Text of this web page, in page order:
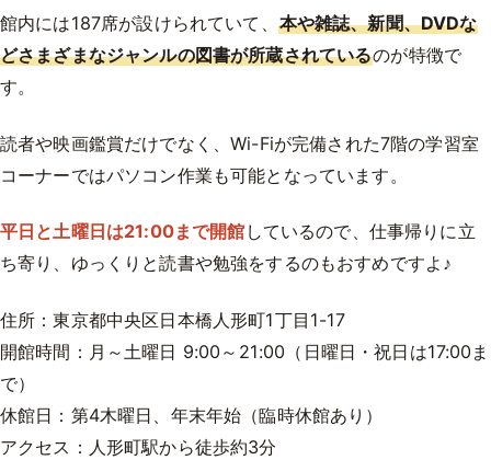
館内には187席が設けられていて、 本や雑誌、新聞、DVDな
どさまざまなジャンルの図書が所蔵されているのが特徴で
す。
読者や映画鑑賞だけでなく、Wi-Fiが完備された7階の学習室
コーナーではパソコン作業も可能となっています。
平日と土曜日は21:00まで開館 しているので、仕事帰りに立
ち寄り、ゆっくりと読書や勉強をするのもおすめですよ♪
住所：東京都中央区日本橋人形町1丁目1-17
開館時間：月～土曜日 9:00～21:00（日曜日・祝日は17:00ま
で）
休館日：第4木曜日、年末年始（臨時休館あり）
アクセス：人形町駅から徒歩約3分